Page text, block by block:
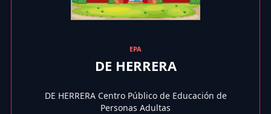
EPA
DE HERRERA
DE HERRERA Centro Público de Educación de
Personas Adultas